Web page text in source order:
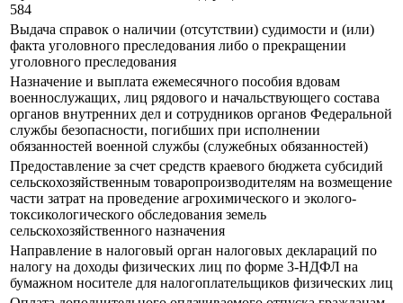
584
Выдача справок о наличии (отсутствии) судимости и (или)
факта уголовного преследования либо о прекращении
уголовного преследования
Назначение и выплата ежемесячного пособия вдовам
военнослужащих, лиц рядового и начальствующего состава
органов внутренних дел и сотрудников органов Федеральной
службы безопасности, погибших при исполнении
обязанностей военной службы (служебных обязанностей)
Предоставление за счет средств краевого бюджета субсидий
сельскохозяйственным товаропроизводителям на возмещение
части затрат на проведение агрохимического и эколого-
токсикологического обследования земель
сельскохозяйственного назначения
Направление в налоговый орган налоговых деклараций по
налогу на доходы физических лиц по форме 3-НДФЛ на
бумажном носителе для налогоплательщиков физических лиц